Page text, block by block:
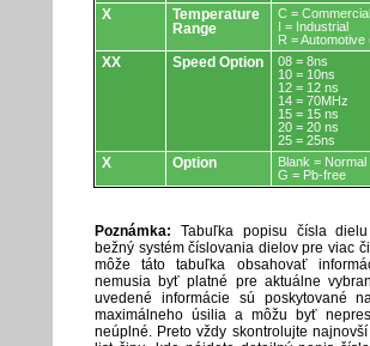
X
Temperature
Range
C = Commercial
I = Industrial
R = Automotive
XX Speed Option
08 = 8ns
10 = 10ns
12 = 12 ns
14 = 70MHz
15 = 15 ns
20 = 20 ns
25 = 25ns
X Option
Blank = Normal
G = Pb-free
Poznámka: Tabuľka popisu čísla
bežný systém číslovania dielov pre viac
môže táto tabuľka obsahovať
nemusia byť platné pre aktuálne
uvedené informácie sú poskytované
maximálneho úsilia a môžu byť
neúplné. Preto vždy skontrolujte